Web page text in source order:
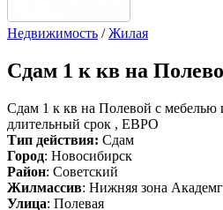
Недвижимость /Жилая
Сдам 1 к кв на
Сдам 1 к кв на Полевой с мебелью
длительный срок , ЕВРО
Тип действия: Сдам
Город: Новосибирск
Район: Советский
Жилмассив: Нижняя зона
Улица: Полевая